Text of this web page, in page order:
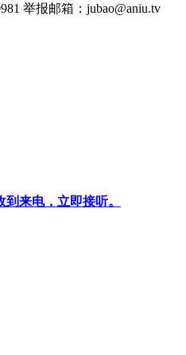
举报邮箱： jubao@aniu.tv
来电，立即接听。